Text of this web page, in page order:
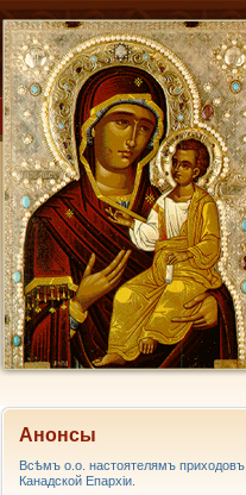
Анонсы
Всѣмъ о.о. настоятелямъ приходовъ
Канадской Епархiи.